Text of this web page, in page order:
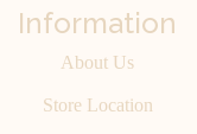
Information
About Us
Store Location